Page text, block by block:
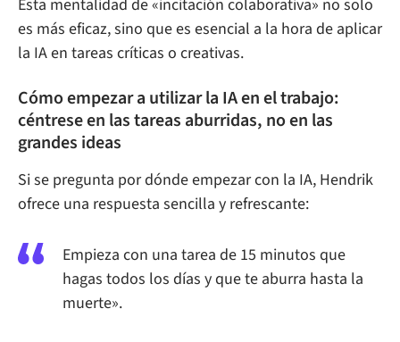
Esta mentalidad de «incitación colaborativa» no solo
es más eficaz, sino que es esencial a la hora de aplicar
la IA en tareas críticas o creativas.
Cómo empezar a utilizar la IA en el trabajo:
céntrese en las tareas aburridas, no en las
grandes ideas
Si se pregunta por dónde empezar con la IA, Hendrik
ofrece una respuesta sencilla y refrescante:
Empieza con una tarea de 15 minutos que
hagas todos los días y que te aburra hasta la
muerte».